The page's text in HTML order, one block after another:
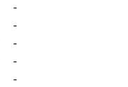
-
-
-
-
-